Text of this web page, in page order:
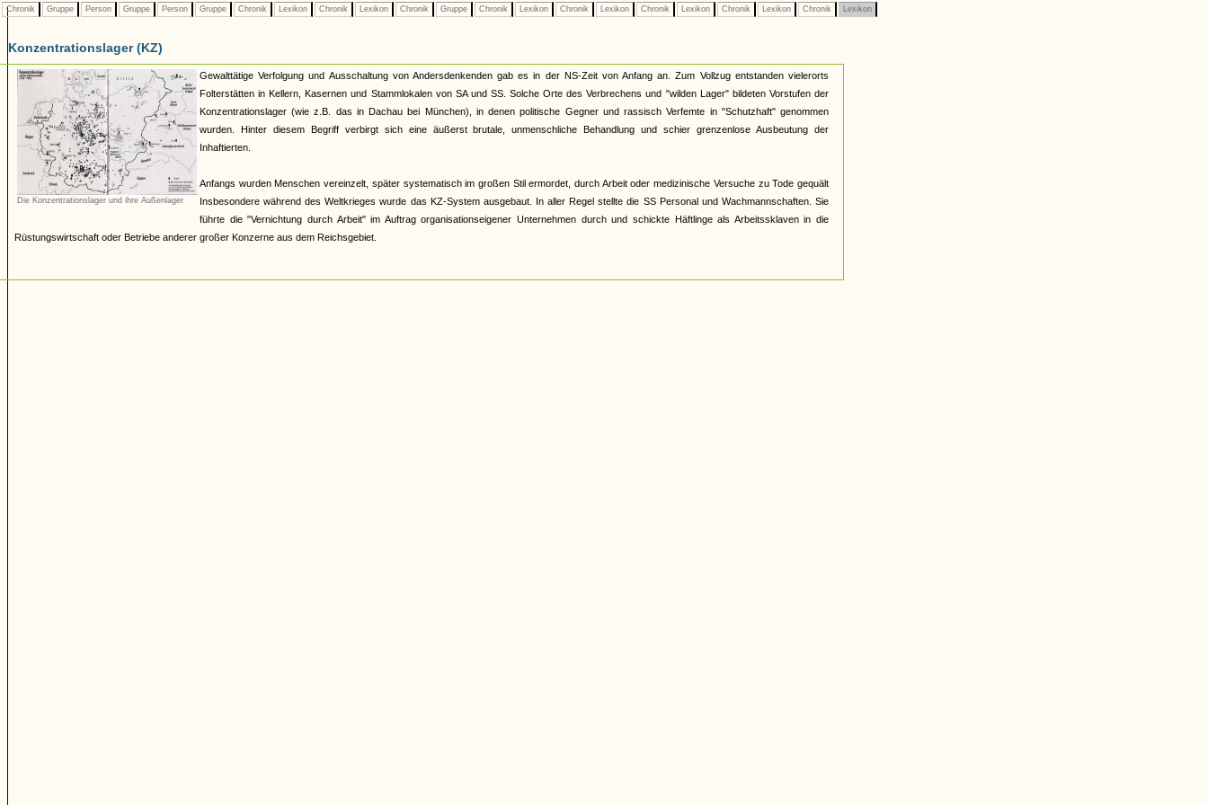
Chronik Gruppe Person Gruppe Person Gruppe Chronik Lexikon Chronik Lexikon Chronik Gruppe Chronik Lexikon Chronik Lexikon Chronik Lexikon Chronik Lexikon Chronik Lexikon
Konzentrationslager (KZ)
Die Konzentrationslager und ihre Außenlager
Gewalttätige Verfolgung und Ausschaltung von Andersdenkenden gab es in der NS-Zeit von Anfang an. Zum Vollzug entstanden vielerorts
Folterstätten in Kellern, Kasernen und Stammlokalen von SA und SS. Solche Orte des Verbrechens und "wilden Lager" bildeten Vorstufen der
Konzentrationslager (wie z.B. das in Dachau bei München), in denen politische Gegner und rassisch Verfemte in "Schutzhaft" genommen
wurden. Hinter diesem Begriff verbirgt sich eine äußerst brutale, unmenschliche Behandlung und schier grenzenlose Ausbeutung der
Inhaftierten.
Anfangs wurden Menschen vereinzelt, später systematisch im großen Stil ermordet, durch Arbeit oder medizinische Versuche zu Tode gequält
Insbesondere während des Weltkrieges wurde das KZ-System ausgebaut. In aller Regel stellte die SS Personal und Wachmannschaften. Sie
führte die "Vernichtung durch Arbeit" im Auftrag organisationseigener Unternehmen durch und schickte Häftlinge als Arbeitssklaven in die
Rüstungswirtschaft oder Betriebe anderer großer Konzerne aus dem Reichsgebiet.